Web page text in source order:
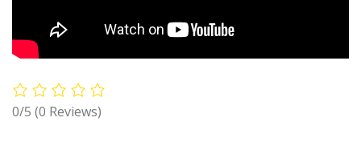
0/5 (0 Reviews)